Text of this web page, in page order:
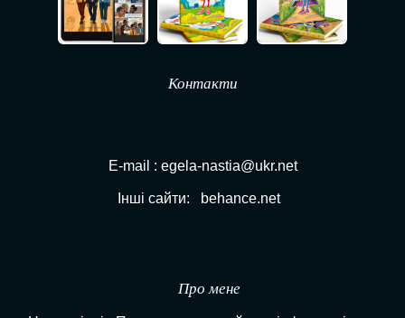
Контакти
E-mail : egela-nastia@ukr.net
Інші сайти: behance.net
Про мене